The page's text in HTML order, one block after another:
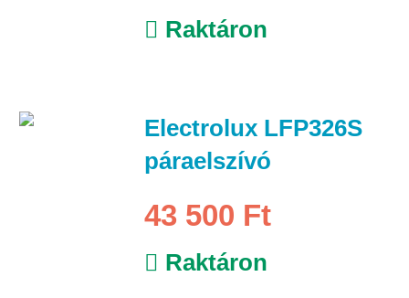
Raktáron
Electrolux LFP326S
páraelszívó
43 500 Ft
Raktáron